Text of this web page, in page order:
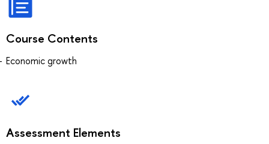
Course Contents
Economic growth
Assessment Elements